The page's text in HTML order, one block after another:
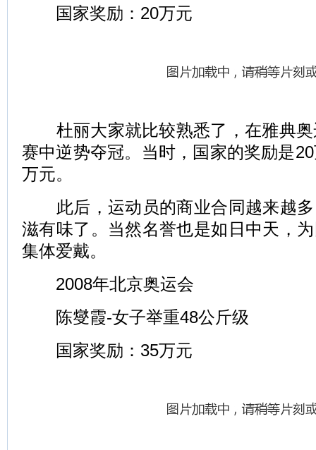
国家奖励：20万元
杜丽大家就比较熟悉了，在雅典奥
赛中逆势夺冠。当时，国家的奖励是
万元。
此后，运动员的商业合同越来越多
滋有味了。当然名誉也是如日中天，
集体爱戴。
2008年北京奥运会
陈燮霞-女子举重48公斤级
国家奖励：35万元